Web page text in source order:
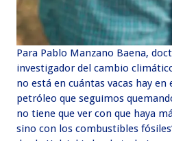
Para Pablo Manzano Baena,
investigador del cambio
no está en cuántas vacas hay
petróleo que seguimos
no tiene que ver con que haya
sino con los combustibles